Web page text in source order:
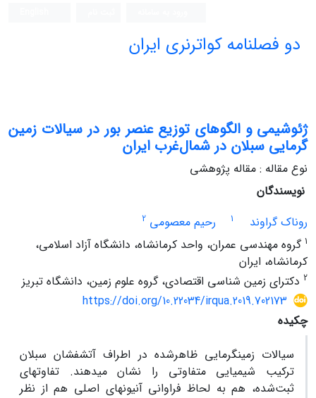
دو فصلنامه کواترنری ایران
ژئوشیمی و الگوهای توزیع عنصر بور در سیالات زمین‌‌‌
گرمایی سبلان در شمال‌غرب ایران
نوع مقاله : مقاله پژوهشی
نویسندگان
روناک گراوند
1 رحیم معصومی 2
1 گروه مهندسی عمران، واحد کرمانشاه، دانشگاه آزاد اسلامی،
کرمانشاه، ایران
2 دکترای زمین شناسی اقتصادی، گروه علوم زمین، دانشگاه تبریز
https://doi.org/10.22034/irqua.2019.702173
چکیده
سیالات زمین‏گرمایی ظاهرشده در اطراف آتشفشان سبلان
ترکیب شیمیایی متفاوتی را نشان می‏دهند. تفاوت‏های
ثبت‌شده، هم به لحاظ فراوانی آنیون‏های اصلی هم از نظر